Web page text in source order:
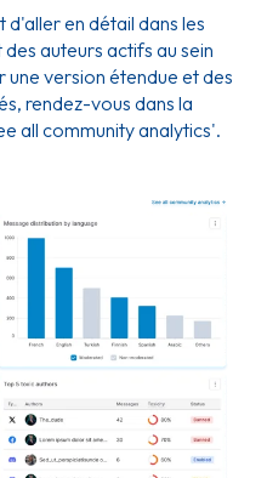
en détail dans les
auteurs actifs au sein
version étendue et des
rendez-vous dans la
all community analytics'.